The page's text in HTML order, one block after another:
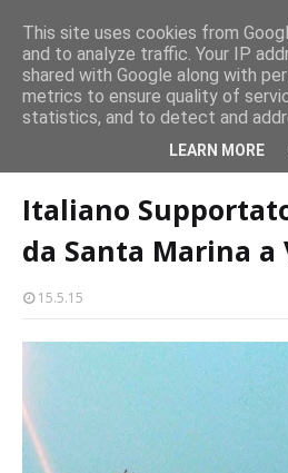
Milazzo 28ª Sagra del Pesce a
EVENTI
Italiano Supportato dalla
Italiano
da Santa Marina a
15.5.15
This site uses cookies from
and to analyze traffic. Your IP
shared with Google along with
metrics to ensure quality of
statistics, and to detect and
LEARN MORE